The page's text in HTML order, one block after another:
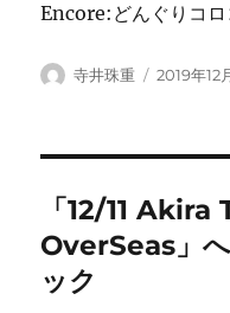
Encore:どんぐりコロ
投
寺井珠重
投
2019年12
「12/11
OverSeas」
ック